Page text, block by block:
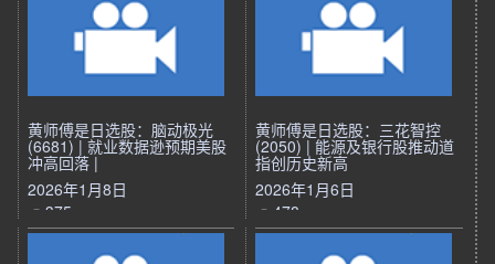
黄师傅是日选股：脑动极光
(6681) | 就业数据逊预期美股
冲高回落 |
2026年1月8日
375
黄师傅是日选股：三花智控
(2050) | 能源及银行股推动道
指创历史新高
2026年1月6日
478